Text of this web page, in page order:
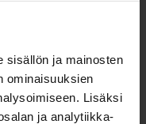
sisällön ja mainosten
ominaisuuksien
Lisäksi
ja analytiikka-
Concepts LED-
ja